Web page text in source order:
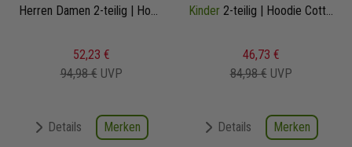
Herren Damen 2-teilig | Hoodie Cotton Sweathose mit Bündchen | Jogginganzug
52,23 €
94,98 € UVP
Details Merken
Kinder 2-teilig | Hoodie Cotton Sweathose mit Bündchen | Jogginganzug
46,73 €
84,98 € UVP
Details Merken